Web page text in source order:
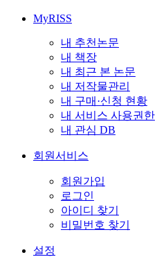
MyRISS
내 추천논문
내 책장
내 최근 본 논문
내 저작물관리
내 구매·신청 현황
내 서비스 사용권한
내 관심 DB
회원서비스
회원가입
로그인
아이디 찾기
비밀번호 찾기
설정